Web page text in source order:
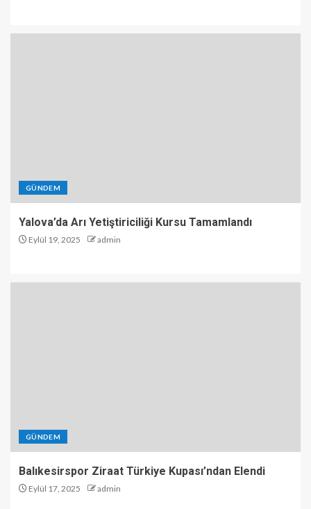
GÜNDEM
Yalova’da Arı Yetiştiriciliği Kursu Tamamlandı
Eylül 19, 2025 admin
GÜNDEM
Balıkesirspor Ziraat Türkiye Kupası’ndan Elendi
Eylül 17, 2025 admin